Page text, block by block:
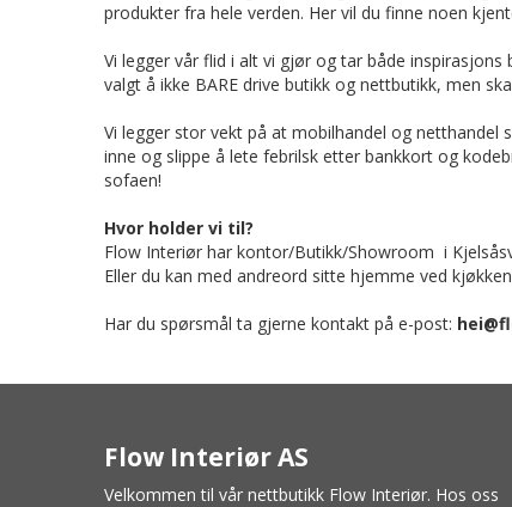
produkter fra hele verden. Her vil du finne noen
Vi legger vår flid i alt vi gjør og tar både
valgt å ikke BARE drive butikk og nettbutikk, men
Vi legger stor vekt på at mobilhandel og
inne og slippe å lete febrilsk etter bankkort og
sofaen!
Hvor holder vi til?
Flow Interiør har kontor/Butikk/Showroom i
Eller du kan med andreord sitte hjemme ved
Har du spørsmål ta gjerne kontakt på e-post:
Flow Interiør AS
Velkommen til vår nettbutikk Flow Interiør. Hos oss